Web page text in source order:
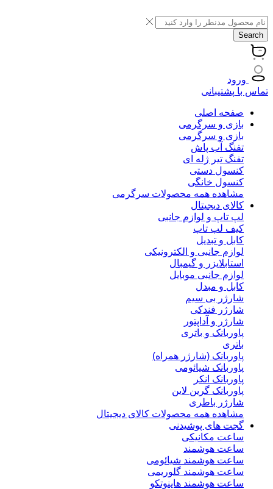
Search
ورود
تماس با پشتیبانی
صفحه اصلی
بازی و سرگرمی
بازی و سرگرمی
تفنگ آب پاش
تفنگ تیر ژله ای
کنسول دستی
کنسول خانگی
مشاهده همه محصولات سرگرمی
کالای دیجیتال
لپ تاپ و لوازم جانبی
کیف لپ تاپ
کابل و تبدیل
لوازم جانبی و الکترونیکی
استابلایزر و گیمبال
لوازم جانبی موبایل
کابل و مبدل
شارژر بی سیم
شارژر فندکی
شارژر و آداپتور
پاوربانک و باتری
باتری
پاوربانک (شارژر همراه)
پاوربانک شیائومی
پاوربانک انکر
پاوربانک گرین لاین
شارژر باطری
مشاهده همه محصولات کالای دیجیتال
گجت های پوشیدنی
ساعت مکانیکی
ساعت هوشمند
ساعت هوشمند شیائومی
ساعت هوشمند گلوریمی
ساعت هوشمند هاینوتکو